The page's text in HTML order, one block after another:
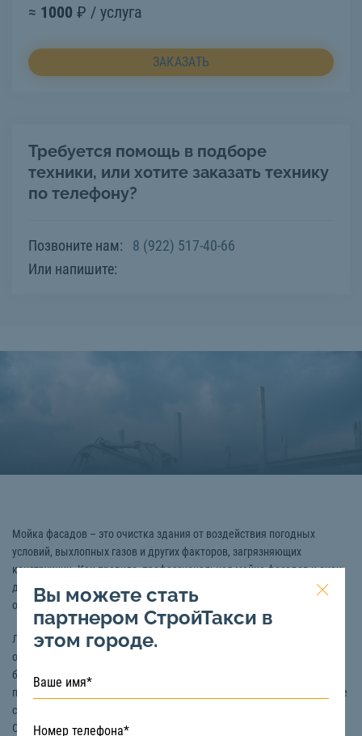
≈ 1000 ₽ / услуга
ЗАКАЗАТЬ
Требуется помощь в подборе
техники, или хотите заказать технику
по телефону?
Позвоните нам:
8 (922) 517-40-66
Или напишите:
Мойка фасадов – это очистка здания от воздействия погодных
условий, выхлопных газов и других факторов, загрязняющих
конструкции. Как правило, профессиональная мойка фасадов и окон
должна осуществляться два раза в год – перед началом и после
окончания зимы.
Лучше всего, особенно высотную мойку фасадов зданий и окон
осуществлять с
безопасность альпинисту, который выполняет работу, а также
позволяет удобным образом брать и менять инструменты и чистящие
средства, свободно перемещаться от одного объекта к другому.
Обычно, стрела высоты автовышки составляет 16-60 метров, что
Вы можете стать
партнером СтройТакси в
этом городе.